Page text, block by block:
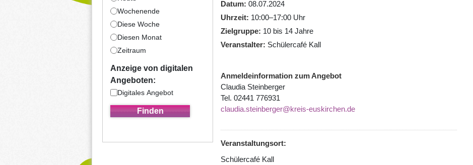
Wochenende
Diese Woche
Diesen Monat
Zeitraum
Anzeige von digitalen
Angeboten:
Digitales Angebot
Datum 08.07.2024
Uhrzeit
10:00–17:00 Uhr
Zielgruppe
10 bis 14 Jahre
Veranstalter
Schülercafé Kall
Anmeldeinformation zum Angebot
Claudia Steinberger
Tel. 02441 776931
claudia.steinberger@kreis-euskirchen.de
Veranstaltungsort:
Schülercafé Kall